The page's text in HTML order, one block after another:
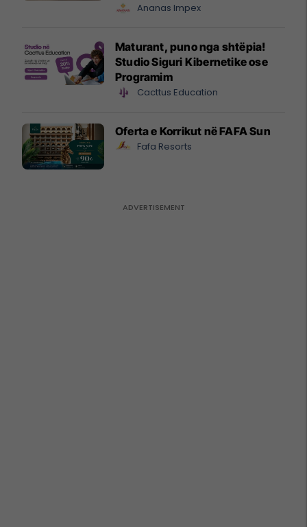
Ananas Impex
Maturant, puno nga shtëpia!
Studio Siguri Kibernetike ose
Programim
Cacttus Education
Oferta e Korrikut në FAFA Sun
Fafa Resorts